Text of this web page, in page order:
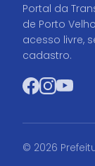
Portal da
de Porto
acesso livre,
cadastro.
Facebook
© 2026